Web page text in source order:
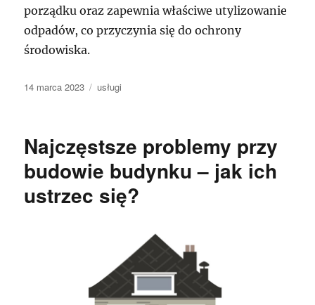
porządku oraz zapewnia właściwe utylizowanie
odpadów, co przyczynia się do ochrony
środowiska.
Data
14 marca 2023 Kategorie
usługi
Najczęstsze problemy przy
budowie budynku – jak ich
ustrzec się?